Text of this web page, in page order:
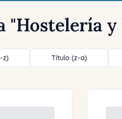
"Hostelería
z) Título (z-a)